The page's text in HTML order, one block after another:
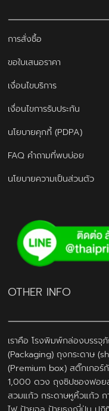
การสั่งซื้อ
ขอใบเสนอราคา
เงื่อนไขบริการ
เงื่อนไขการรับประกัน
นโยบายคุกกี้ (PDPA)
FAQ คำถามที่พบบ่อย
นโยบายความเป็นส่วนตัว
OTHER INFO
เราคือ โรงพิมพ์กล่องบร
(Packaging) ถุงกระดาษ
(Premium box) สติ๊กเกอร์
1,000 ดวง ถุงซิปซองฟอย
สวมแก้ว กระดาษหูหิ้วแก้ว